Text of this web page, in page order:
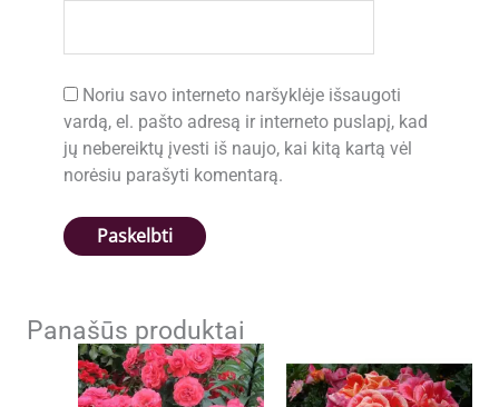
Noriu savo interneto naršyklėje išsaugoti
vardą, el. pašto adresą ir interneto puslapį, kad
jų nebereiktų įvesti iš naujo, kai kitą kartą vėl
norėsiu parašyti komentarą.
Panašūs produktai